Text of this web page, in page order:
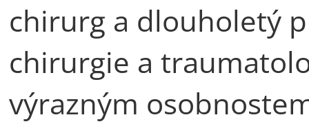
chirurg a dlouholetý
chirurgie a
výrazným